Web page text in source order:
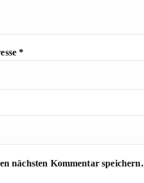
*
nächsten Kommentar speichern.